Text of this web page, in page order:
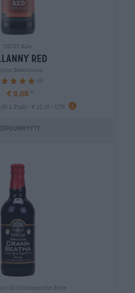
UK/US Ales
red
Brewhouse
97.5% (8)
€ 6,08
L Pullo - € 12,16 / LTR
Biere